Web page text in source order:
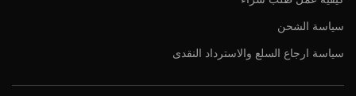
سياسة الشحن
سياسة ارجاع السلع والاسترداد النقدى